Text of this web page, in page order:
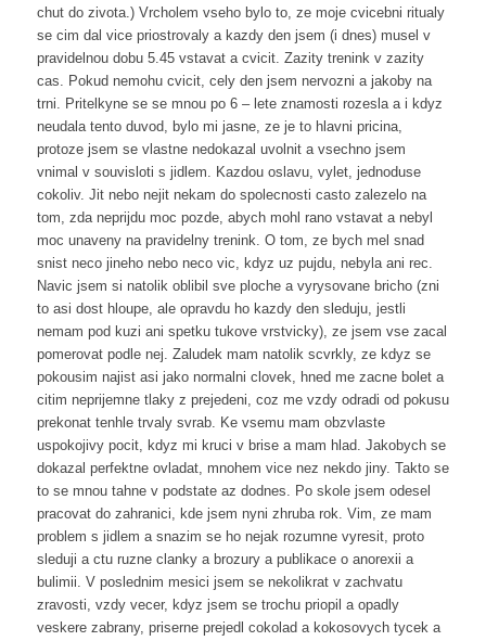
chut do zivota.) Vrcholem vseho bylo to, ze moje cvicebni ritualy
se cim dal vice priostrovaly a kazdy den jsem (i dnes) musel v
pravidelnou dobu 5.45 vstavat a cvicit. Zazity trenink v zazity
cas. Pokud nemohu cvicit, cely den jsem nervozni a jakoby na
trni. Pritelkyne se se mnou po 6 – lete znamosti rozesla a i kdyz
neudala tento duvod, bylo mi jasne, ze je to hlavni pricina,
protoze jsem se vlastne nedokazal uvolnit a vsechno jsem
vnimal v souvisloti s jidlem. Kazdou oslavu, vylet, jednoduse
cokoliv. Jit nebo nejit nekam do spolecnosti casto zalezelo na
tom, zda neprijdu moc pozde, abych mohl rano vstavat a nebyl
moc unaveny na pravidelny trenink. O tom, ze bych mel snad
snist neco jineho nebo neco vic, kdyz uz pujdu, nebyla ani rec.
Navic jsem si natolik oblibil sve ploche a vyrysovane bricho (zni
to asi dost hloupe, ale opravdu ho kazdy den sleduju, jestli
nemam pod kuzi ani spetku tukove vrstvicky), ze jsem vse zacal
pomerovat podle nej. Zaludek mam natolik scvrkly, ze kdyz se
pokousim najist asi jako normalni clovek, hned me zacne bolet a
citim neprijemne tlaky z prejedeni, coz me vzdy odradi od pokusu
prekonat tenhle trvaly svrab. Ke vsemu mam obzvlaste
uspokojivy pocit, kdyz mi kruci v brise a mam hlad. Jakobych se
dokazal perfektne ovladat, mnohem vice nez nekdo jiny. Takto se
to se mnou tahne v podstate az dodnes. Po skole jsem odesel
pracovat do zahranici, kde jsem nyni zhruba rok. Vim, ze mam
problem s jidlem a snazim se ho nejak rozumne vyresit, proto
sleduji a ctu ruzne clanky a brozury a publikace o anorexii a
bulimii. V poslednim mesici jsem se nekolikrat v zachvatu
zravosti, vzdy vecer, kdyz jsem se trochu priopil a opadly
veskere zabrany, priserne prejedl cokolad a kokosovych tycek a